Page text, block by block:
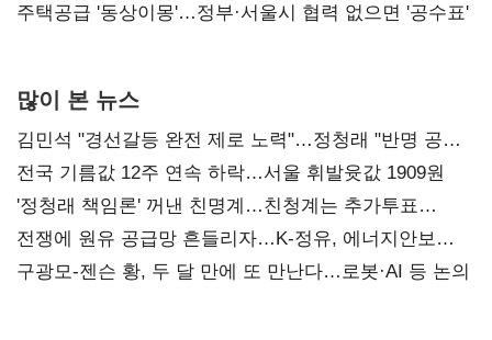
진실 밝혀야"
주택공급 '동상이몽'…정부·서울시 협력 없으면 '공수표'
많이 본 뉴스
김민석 "경선갈등 완전 제로 노력"…정청래 "반명 공세
사과부터"
전국 기름값 12주 연속 하락…서울 휘발윳값 1909원
'정청래 책임론' 꺼낸 친명계…친청계는 추가투표
때리기
전쟁에 원유 공급망 흔들리자…K-정유, 에너지안보
핵심으로 재부상
구광모-젠슨 황, 두 달 만에 또 만난다…로봇·AI 등 논의